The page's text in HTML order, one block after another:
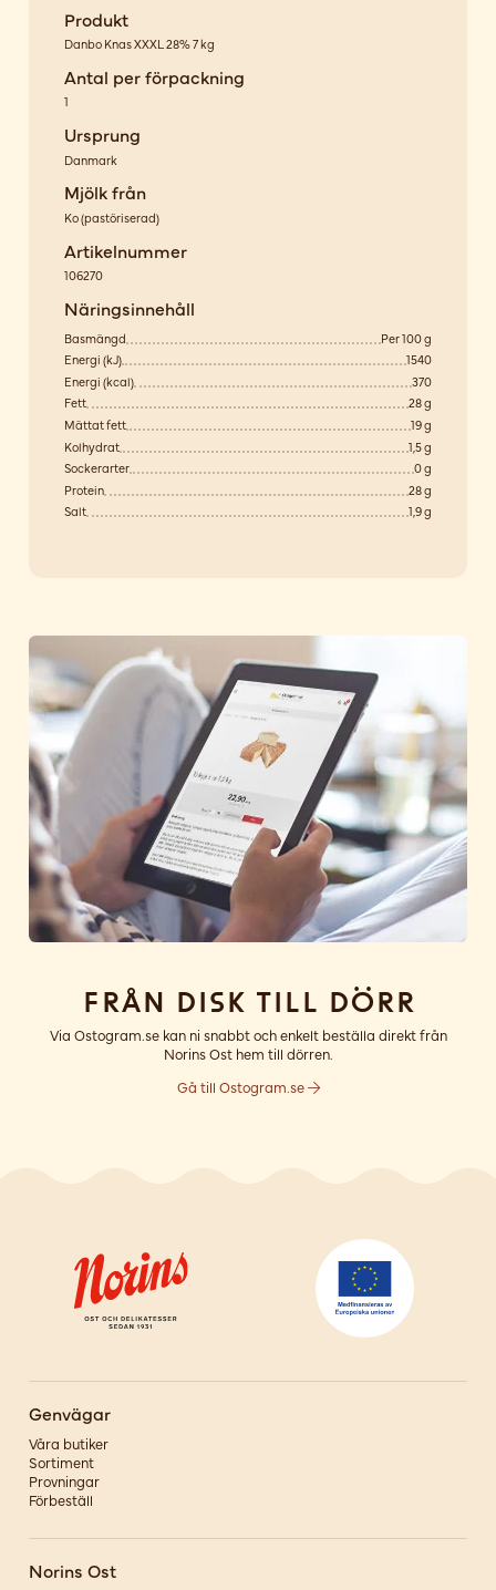
Produkt
Danbo Knas XXXL 28% 7 kg
Antal per förpackning
1
Ursprung
Danmark
Mjölk från
Ko(pastöriserad)
Artikelnummer
106270
Näringsinnehåll
Basmängd
Per 100 g
Energi (kJ)
1540
Energi (kcal)
370
Fett
28 g
Mättat fett
19 g
Kolhydrat
1,5 g
Sockerarter
0 g
Protein
28 g
Salt
1,9 g
Från disk till dörr
Via Ostogram.se kan ni snabbt och enkelt beställa direkt från
Norins Ost hem till dörren.
Gå till Ostogram.se
Genvägar
Våra butiker
Sortiment
Provningar
Förbeställ
Norins Ost